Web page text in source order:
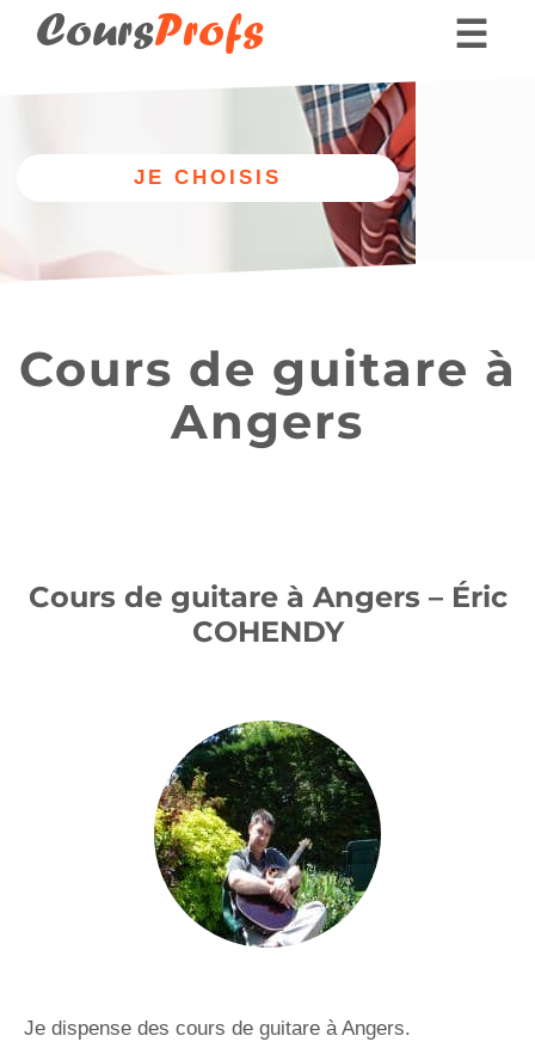
CoursProfs
Nos professeurs
Donner des cours
☰
Cours de guitare à
Angers
Cours de guitare à Angers – Éric
COHENDY
Je dispense des cours de guitare à Angers.